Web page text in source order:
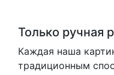
Только ручная
Каждая наша
традиционным